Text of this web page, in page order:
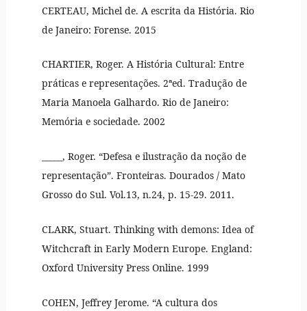
CERTEAU, Michel de. A escrita da História. Rio
de Janeiro: Forense. 2015
CHARTIER, Roger. A História Cultural: Entre
práticas e representações. 2ªed. Tradução de
Maria Manoela Galhardo. Rio de Janeiro:
Memória e sociedade. 2002
_____, Roger. “Defesa e ilustração da noção de
representação”. Fronteiras. Dourados / Mato
Grosso do Sul. Vol.13, n.24, p. 15-29. 2011.
CLARK, Stuart. Thinking with demons: Idea of
Witchcraft in Early Modern Europe. England:
Oxford University Press Online. 1999
COHEN, Jeffrey Jerome. “A cultura dos